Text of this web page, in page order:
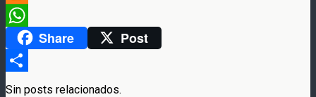
Meneame
WhatsAppShare Post
Compartir
Sin posts relacionados.